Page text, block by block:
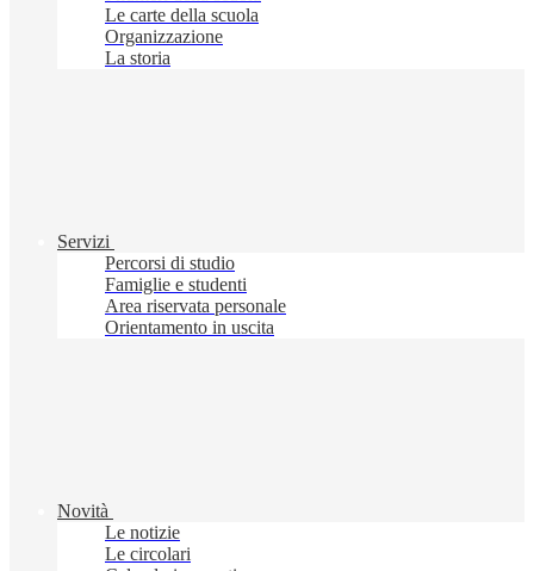
Le carte della scuola
Organizzazione
La storia
Servizi
Percorsi di studio
Famiglie e studenti
Area riservata personale
Orientamento in uscita
Novità
Le notizie
Le circolari